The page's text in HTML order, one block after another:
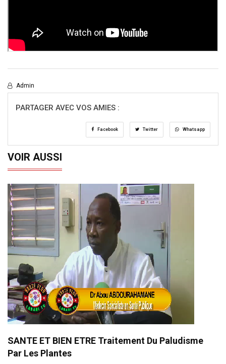
Admin
PARTAGER AVEC VOS AMIES :
Facebook Twitter Whatsapp
VOIR AUSSI
SANTE ET BIEN ETRE Traitement Du Paludisme
Par Les Plantes